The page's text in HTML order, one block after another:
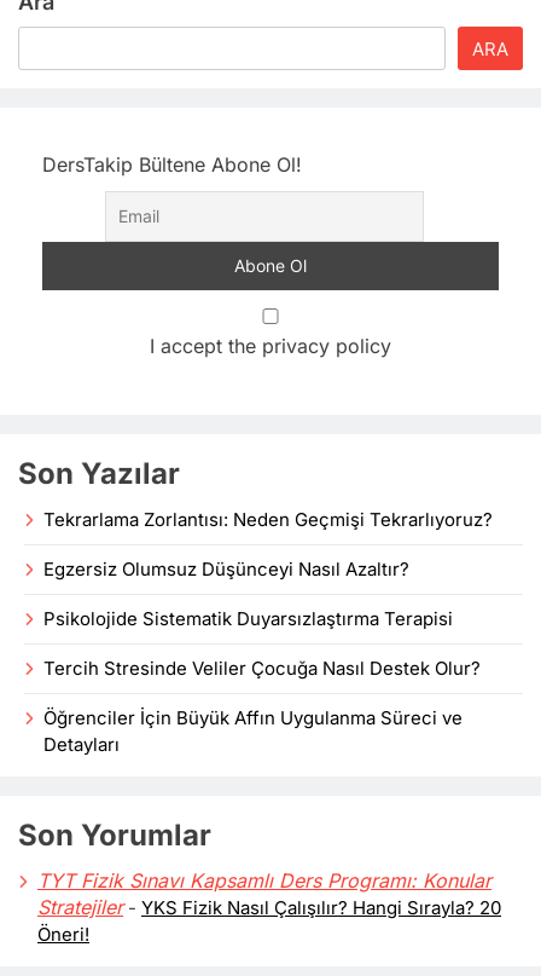
ARA
DersTakip Bültene Abone Ol!
I accept the privacy policy
Son Yazılar
Tekrarlama Zorlantısı: Neden Geçmişi Tekrarlıyoruz?
Egzersiz Olumsuz Düşünceyi Nasıl Azaltır?
Psikolojide Sistematik Duyarsızlaştırma Terapisi
Tercih Stresinde Veliler Çocuğa Nasıl Destek Olur?
Öğrenciler İçin Büyük Affın Uygulanma Süreci ve
Detayları
Son Yorumlar
TYT Fizik Sınavı Kapsamlı Ders Programı: Konular
Stratejiler- YKS Fizik Nasıl Çalışılır? Hangi Sırayla? 20
Öneri!